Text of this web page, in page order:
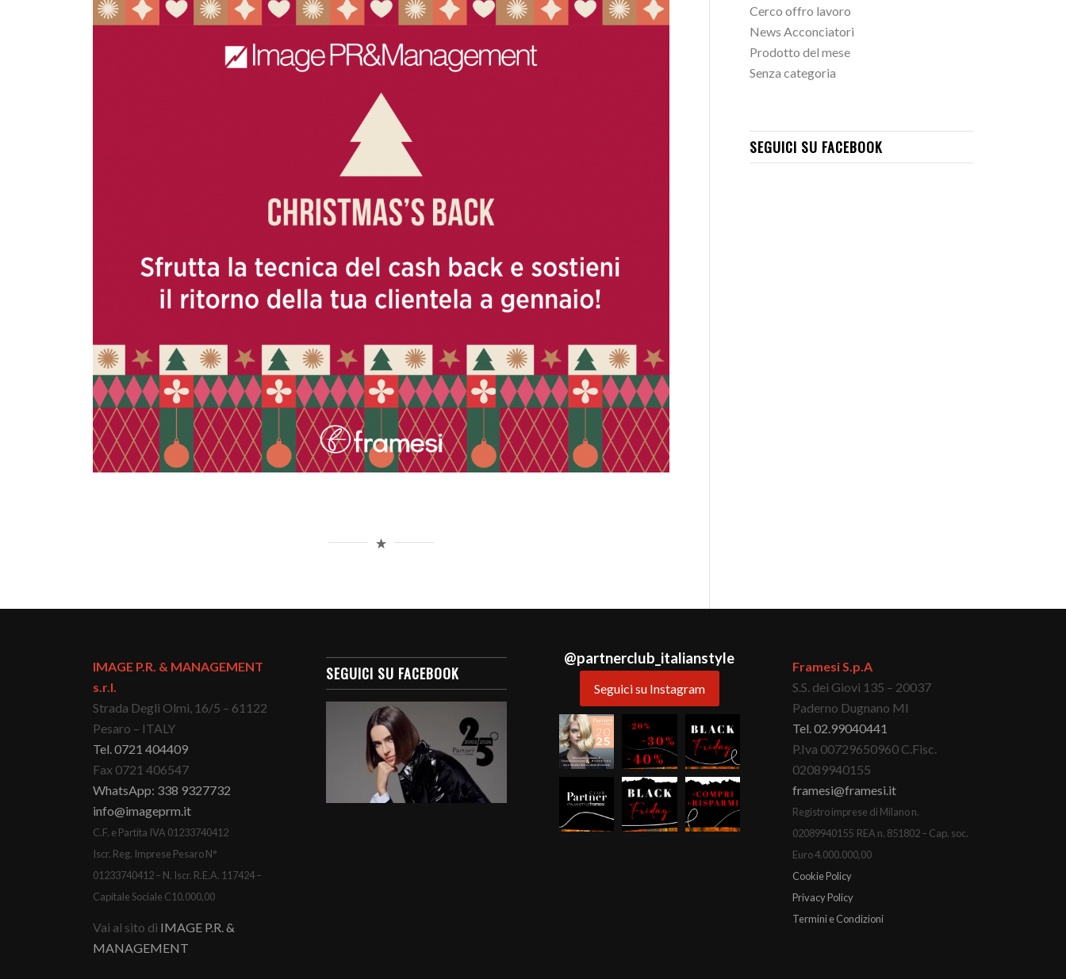
Cerco offro lavoro
News Acconciatori
Prodotto del mese
Senza categoria
SEGUICI SU FACEBOOK
IMAGE P.R. & MANAGEMENT
s.r.l.
Strada Degli Olmi, 16/5 – 61122
Pesaro – ITALY
Tel. 0721 404409
Fax 0721 406547
WhatsApp: 338 9327732
info@imageprm.it
C.F. e Partita IVA 01233740412
Iscr. Reg. Imprese Pesaro N°
01233740412 – N. Iscr. R.E.A. 117424 –
Capitale Sociale C10.000,00
Vai al sito di IMAGE P.R. &
MANAGEMENT
SEGUICI SU FACEBOOK
@partnerclub_italianstyle
Seguici su Instagram
Framesi S.p.A
S.S. dei Giovi 135 – 20037
Paderno Dugnano MI
Tel. 02.99040441
P.Iva 00729650960 C.Fisc.
02089940155
framesi@framesi.it
Registro imprese di Milano n.
02089940155 REA n. 851802 – Cap. soc.
Euro 4.000.000,00
Cookie Policy
Privacy Policy
Termini e Condizioni